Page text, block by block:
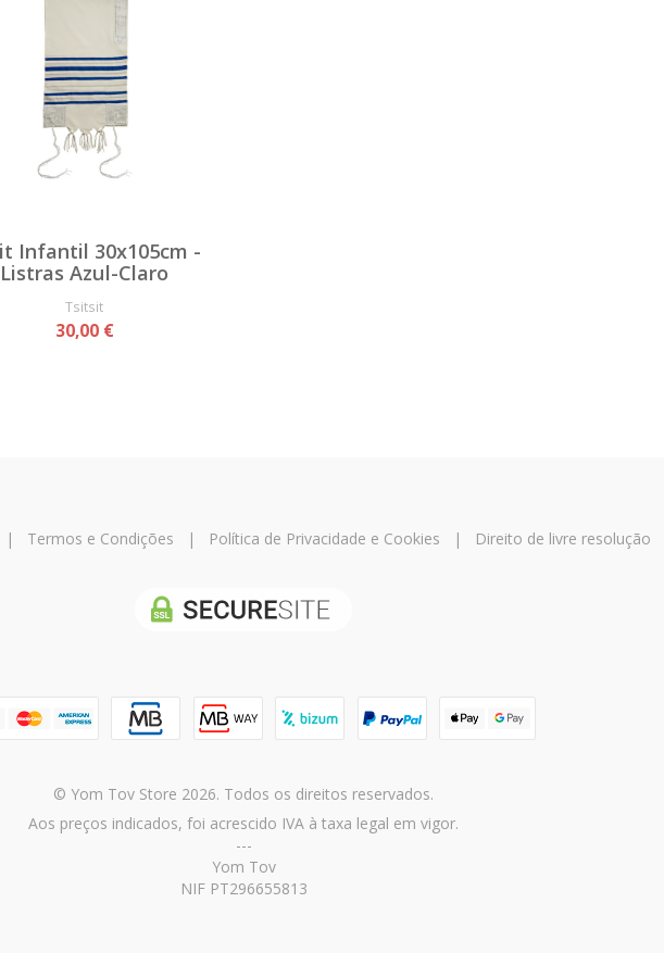
Infantil 30x105cm -
Listras Azul-Claro
Tsitsit
30,00 €
Termos e Condições | Política de Privacidade e Cookies | Direito de livre resolução
© Yom Tov Store 2026. Todos os direitos reservados.
Aos preços indicados, foi acrescido IVA à taxa legal em vigor.
---
Yom Tov
NIF PT296655813